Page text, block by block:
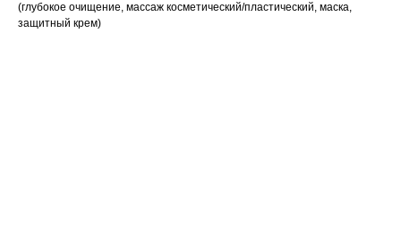
(глубокое очищение, массаж косметический/пластический, маска,
защитный крем)